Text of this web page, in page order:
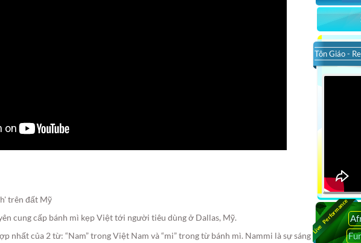
cung cấp bánh mì kẹp Việt tới người tiêu dùng ở Dallas, Mỹ.
nhất của 2 từ: “Nam” trong Việt Nam và “mi” trong từ bánh mì. Nammi là sự sáng
Tôn Giáo -
Live Performance